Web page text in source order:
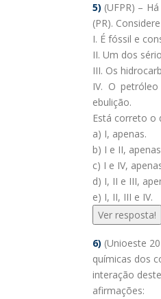
5) (UFPR) –
(PR).
I. É fóssil e
II. Um dos
III. Os
IV. O
ebulição.
Está correto o
a) I, apenas.
b) I e II,
c) I e IV,
d) I, II e III,
e) I, II, III e IV.
Ver resposta!
6) (Unioeste
químicas dos
interação
afirmações: